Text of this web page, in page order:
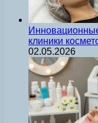
клиники
02.05.2026